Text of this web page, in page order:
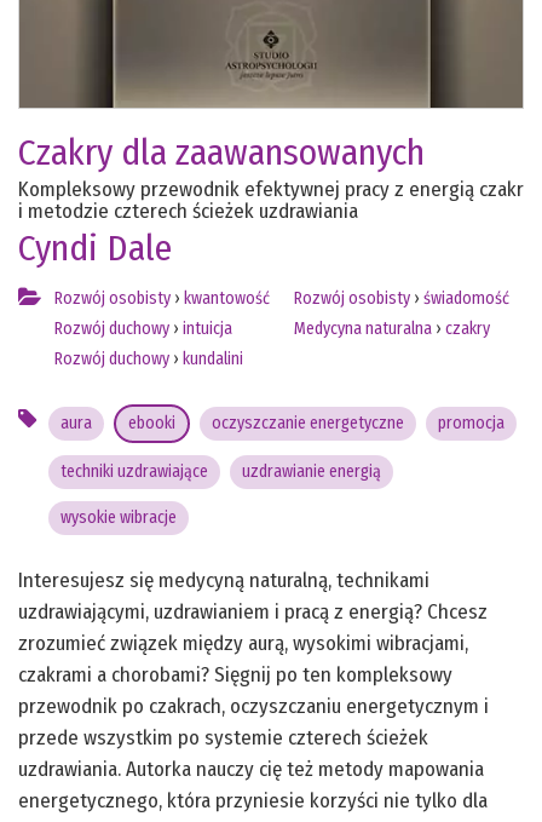
Czakry dla zaawansowanych
Kompleksowy przewodnik efektywnej pracy z energią czakr
i metodzie czterech ścieżek uzdrawiania
Cyndi Dale
Rozwój osobisty › kwantowość
Rozwój duchowy › intuicja
Rozwój duchowy › kundalini
Rozwój osobisty › świadomość
Medycyna naturalna › czakry
aura ebooki oczyszczanie energetyczne promocja
techniki uzdrawiające uzdrawianie energią
wysokie wibracje
Interesujesz się medycyną naturalną, technikami
uzdrawiającymi, uzdrawianiem i pracą z energią? Chcesz
zrozumieć związek między aurą, wysokimi wibracjami,
czakrami a chorobami? Sięgnij po ten kompleksowy
przewodnik po czakrach, oczyszczaniu energetycznym i
przede wszystkim po systemie czterech ścieżek
uzdrawiania. Autorka nauczy cię też metody mapowania
energetycznego, która przyniesie korzyści nie tylko dla